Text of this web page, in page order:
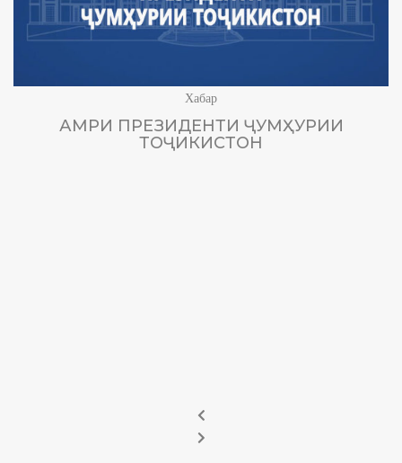
Хабар
АМРИ ПРЕЗИДЕНТИ ҶУМҲУРИИ
ТОҶИКИСТОН